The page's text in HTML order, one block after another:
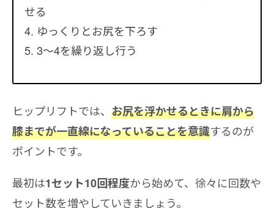
せる
ゆっくりとお尻を下ろす
3〜4を繰り返し行う
ヒップリフトでは、 お尻を浮かせるときに肩から
膝までが一直線になっていることを意識するのが
ポイントです。
最初は1セット10回程度から始めて、徐々に回数や
セット数を増やしていきましょう。